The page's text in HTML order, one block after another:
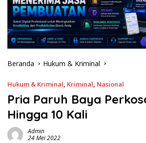
Beranda Hukum & Kriminal
Hukum & Kriminal, Kriminal, Nasional
Pria Paruh Baya
Hingga 10 Kali
Admin
24 Mei 2022